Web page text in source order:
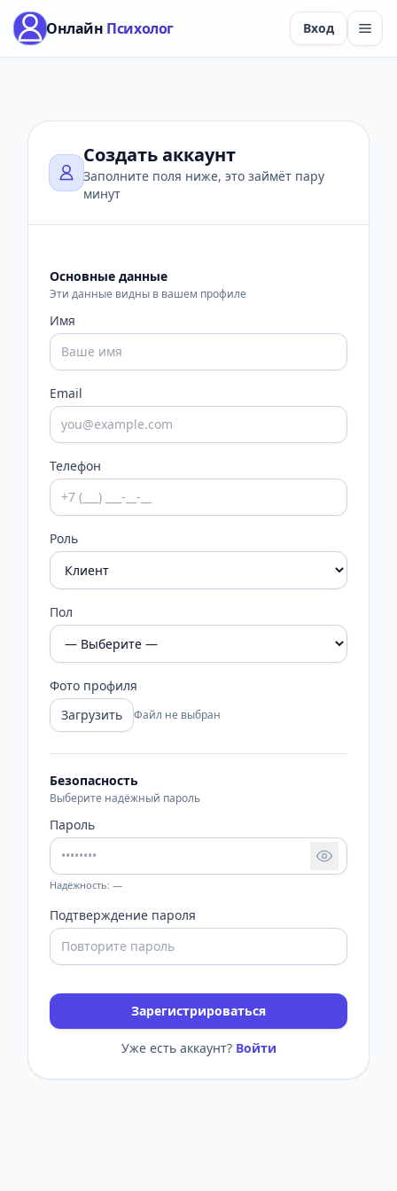
Онлайн Психолог Вход
Создать аккаунт
Заполните поля ниже, это займёт пару
минут
Основные данные
Эти данные видны в вашем профиле
Имя
Email
Телефон
Роль
Пол
Фото профиля
Загрузить
Файл не выбран
Безопасность
Выберите надёжный пароль
Пароль
Надёжность: —
Подтверждение пароля
Зарегистрироваться
Уже есть аккаунт? Войти